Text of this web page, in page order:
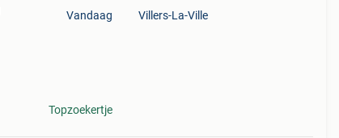
Vandaag
Topzoekertje
Villers-La-Ville